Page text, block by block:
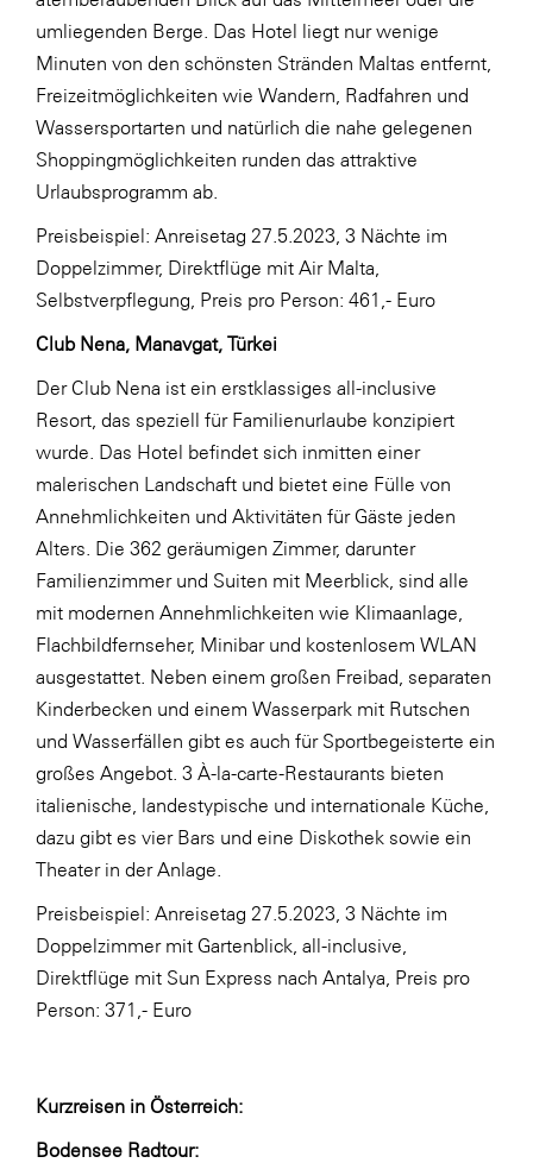
umliegenden Berge. Das Hotel liegt nur wenige
Minuten von den schönsten Stränden Maltas entfernt,
Freizeitmöglichkeiten wie Wandern, Radfahren und
Wassersportarten und natürlich die nahe gelegenen
Shoppingmöglichkeiten runden das attraktive
Urlaubsprogramm ab.
Preisbeispiel: Anreisetag 27.5.2023, 3 Nächte im
Doppelzimmer, Direktflüge mit Air Malta,
Selbstverpflegung, Preis pro Person: 461,- Euro
Club Nena, Manavgat, Türkei
Der Club Nena ist ein erstklassiges all-inclusive
Resort, das speziell für Familienurlaube konzipiert
wurde. Das Hotel befindet sich inmitten einer
malerischen Landschaft und bietet eine Fülle von
Annehmlichkeiten und Aktivitäten für Gäste jeden
Alters. Die 362 geräumigen Zimmer, darunter
Familienzimmer und Suiten mit Meerblick, sind alle
mit modernen Annehmlichkeiten wie Klimaanlage,
Flachbildfernseher, Minibar und kostenlosem WLAN
ausgestattet. Neben einem großen Freibad, separaten
Kinderbecken und einem Wasserpark mit Rutschen
und Wasserfällen gibt es auch für Sportbegeisterte ein
großes Angebot. 3 À-la-carte-Restaurants bieten
italienische, landestypische und internationale Küche,
dazu gibt es vier Bars und eine Diskothek sowie ein
Theater in der Anlage.
Preisbeispiel: Anreisetag 27.5.2023, 3 Nächte im
Doppelzimmer mit Gartenblick, all-inclusive,
Direktflüge mit Sun Express nach Antalya, Preis pro
Person: 371,- Euro
Kurzreisen in Österreich:
Bodensee Radtour: